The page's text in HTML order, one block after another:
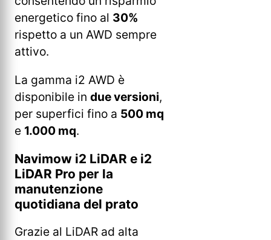
energetico fino al 30%
rispetto a un AWD sempre
attivo.
La gamma i2 AWD è
disponibile in due versioni,
per superfici fino a 500 mq
e 1.000 mq.
Navimow i2 LiDAR e i2
LiDAR Pro per la
manutenzione
quotidiana del prato
Grazie al LiDAR ad alta